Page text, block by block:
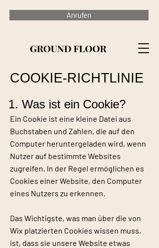
Anrufen
GROUND FLOOR
COOKIE-RICHTLINIE
1. Was ist ein Cookie?
Ein Cookie ist eine kleine Datei aus
Buchstaben und Zahlen, die auf den
Computer heruntergeladen wird, wenn
Nutzer auf bestimmte Websites
zugreifen. In der Regel ermöglichen es
Cookies einer Website, den Computer
eines Nutzers zu erkennen.
Das Wichtigste, was man über die von
Wix platzierten Cookies wissen muss,
ist, dass sie unsere Website etwas